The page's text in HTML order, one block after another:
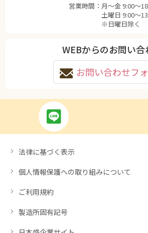
営業時間： 月〜金 9:00〜
土曜日 9:00〜
※日曜日除く
WEBからのお問い合
お問い合わせフ
法律に基づく表示
個人情報保護への取り組みについて
ご利用規約
製造所固有記号